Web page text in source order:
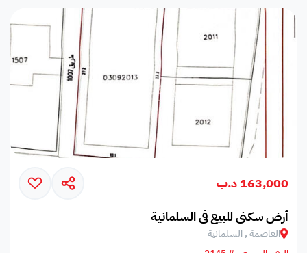
163,000 د.ب
أرض سكني للبيع في السلمانية
العاصمة , السلمانية